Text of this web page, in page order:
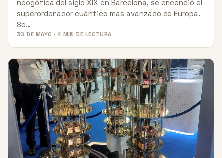
neogótica del siglo XIX en Barcelona, se encendió el
superordenador cuántico más avanzado de Europa.
Se…
30 DE MAYO · 4 MIN DE LECTURA